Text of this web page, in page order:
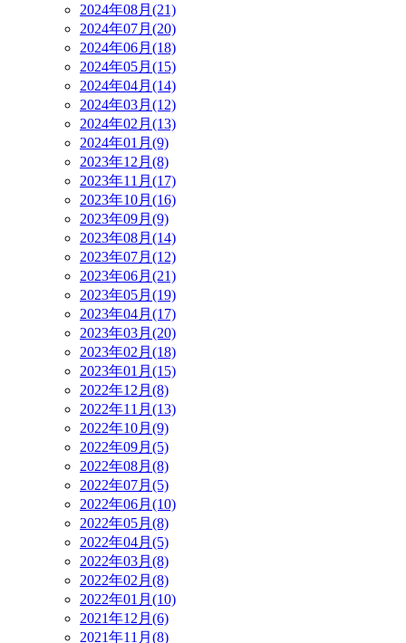
2024年08月(21)
2024年07月(20)
2024年06月(18)
2024年05月(15)
2024年04月(14)
2024年03月(12)
2024年02月(13)
2024年01月(9)
2023年12月(8)
2023年11月(17)
2023年10月(16)
2023年09月(9)
2023年08月(14)
2023年07月(12)
2023年06月(21)
2023年05月(19)
2023年04月(17)
2023年03月(20)
2023年02月(18)
2023年01月(15)
2022年12月(8)
2022年11月(13)
2022年10月(9)
2022年09月(5)
2022年08月(8)
2022年07月(5)
2022年06月(10)
2022年05月(8)
2022年04月(5)
2022年03月(8)
2022年02月(8)
2022年01月(10)
2021年12月(6)
2021年11月(8)